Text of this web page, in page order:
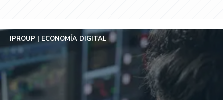
IPROUP ECONOMÍA DIGITAL